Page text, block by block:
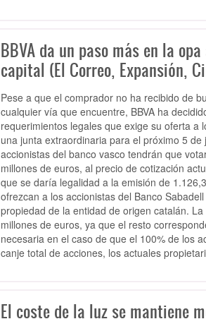
BBVA da un paso más en la
capital (El Correo, Expansión,
Pese a que el comprador no ha recibido de
cualquier vía que encuentre, BBVA ha
requerimientos legales que exige su oferta a
una junta extraordinaria para el próximo 5
accionistas del banco vasco tendrán que
millones de euros, al precio de cotización
que se daría legalidad a la emisión de
ofrezcan a los accionistas del Banco
propiedad de la entidad de origen catalán.
millones de euros, ya que el resto
necesaria en el caso de que el 100% de los
canje total de acciones, los actuales
El coste de la luz se mantiene